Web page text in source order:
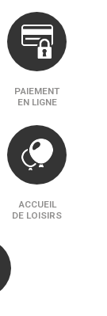
PAIEMENT
EN LIGNE
ACCUEIL
DE LOISIRS